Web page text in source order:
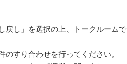
戻し」を選択の上、トークルームで
すり合わせを行ってください。